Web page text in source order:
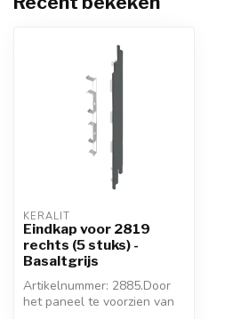
KERALIT
Eindkap voor 2819
rechts (5 stuks) -
Basaltgrijs
Artikelnummer: 2885.Door
het paneel te voorzien van